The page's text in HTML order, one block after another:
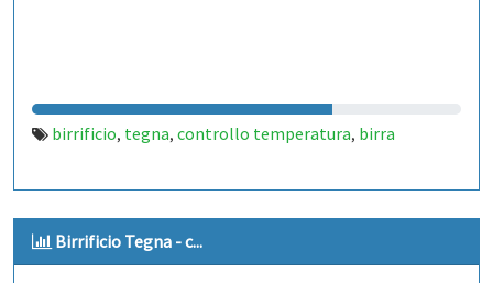
birrificio, tegna, controllo temperatura, birra
Birrificio Tegna - c...